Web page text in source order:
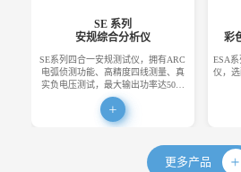
SE 系列
安规综合分析仪
SE系列四合一安规测试仪，拥有ARC
电弧侦测功能、高精度四线测量、真
实负电压测试，最大输出功率达50…
彩
ESA
仪，
更多产品